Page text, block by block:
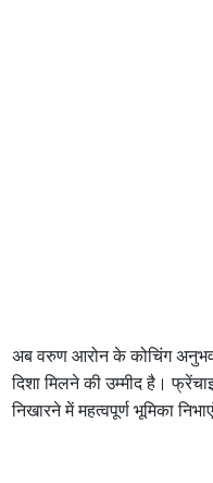
अब वरुण आरोन के कोचिंग
दिशा मिलने की उम्मीद है।
निखारने में महत्वपूर्ण भूमिका